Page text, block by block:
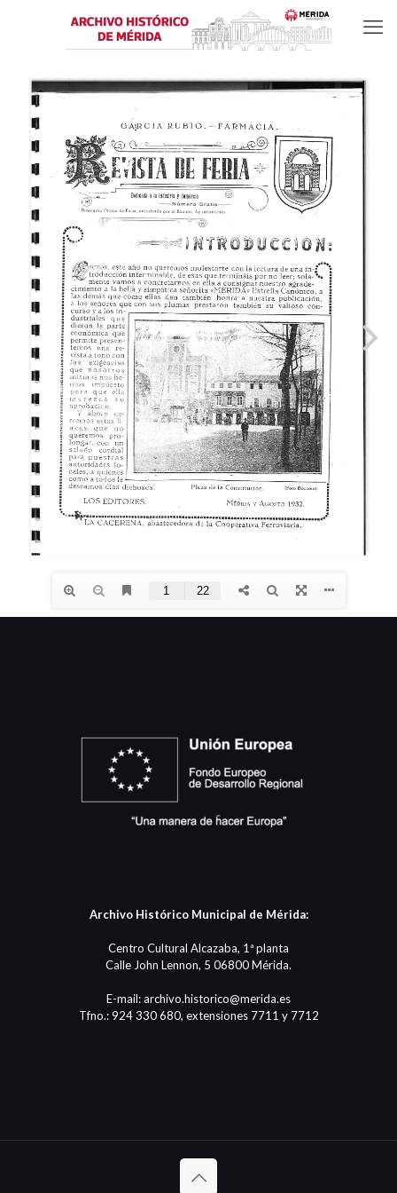
Archivo Histórico Municipal de Mérida:
Centro Cultural Alcazaba, 1ª planta
Calle John Lennon, 5 06800 Mérida.
E-mail: archivo.historico@merida.es
Tfno.: 924 330 680, extensiones 7711 y 7712